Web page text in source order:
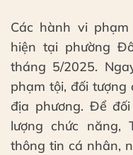
Các hành vi
hiện tại phường
tháng 5/2025.
phạm tội, đối
địa phương. Để
lượng chức năng,
thông tin cá nhân,